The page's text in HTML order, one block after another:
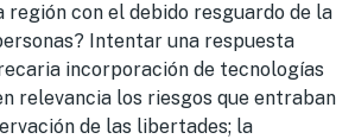
región con el debido resguardo de la
Intentar una respuesta
incorporación de tecnologías
relevancia los riesgos que entraban
de las libertades; la